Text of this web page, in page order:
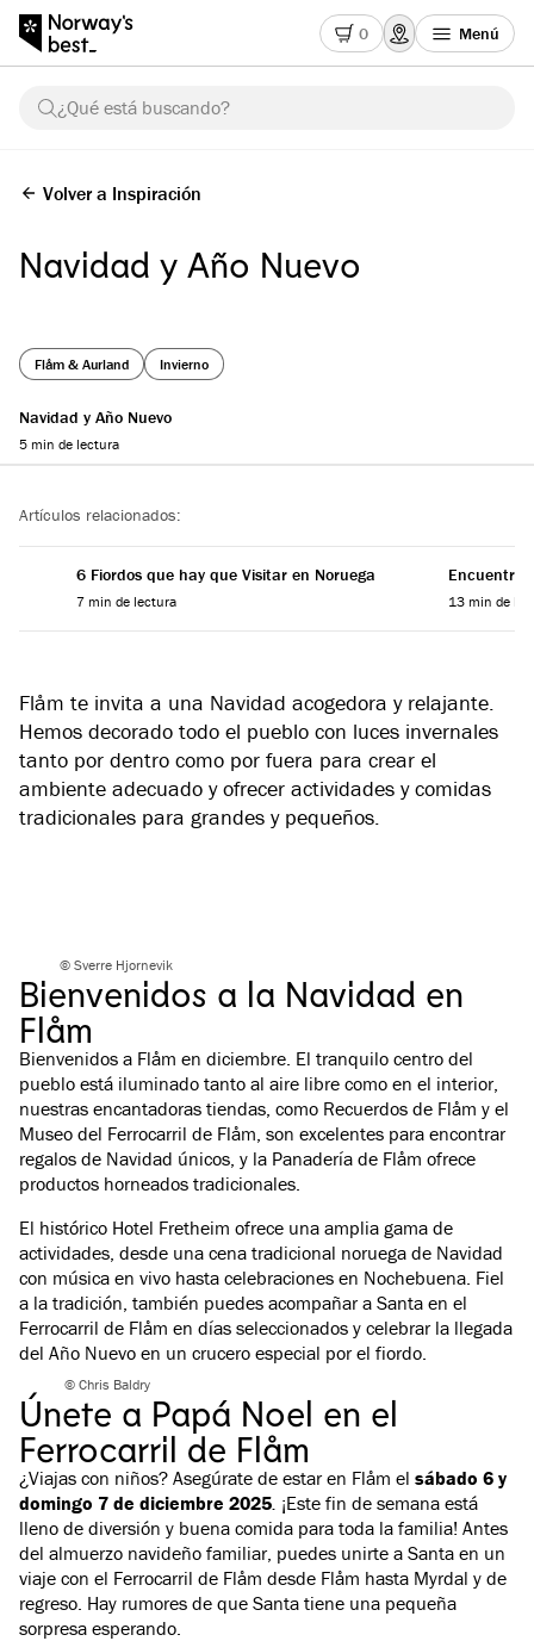
0 Menú
¿Qué está buscando?
Volver a Inspiración
Navidad y Año Nuevo
Flåm & Aurland Invierno
Navidad y Año Nuevo
5 min de lectura
Artículos relacionados:
6 Fiordos que hay que Visitar en Noruega
7 min de lectura
Encuentra
13 min de
Flåm te invita a una Navidad acogedora y relajante.
Hemos decorado todo el pueblo con luces invernales
tanto por dentro como por fuera para crear el
ambiente adecuado y ofrecer actividades y comidas
tradicionales para grandes y pequeños.
© Sverre Hjornevik
Bienvenidos a la Navidad en
Flåm
Bienvenidos a Flåm en diciembre. El tranquilo centro del
pueblo está iluminado tanto al aire libre como en el interior,
nuestras encantadoras tiendas, como Recuerdos de Flåm y el
Museo del Ferrocarril de Flåm, son excelentes para encontrar
regalos de Navidad únicos, y la Panadería de Flåm ofrece
productos horneados tradicionales.
El histórico Hotel Fretheim ofrece una amplia gama de
actividades, desde una cena tradicional noruega de Navidad
con música en vivo hasta celebraciones en Nochebuena. Fiel
a la tradición, también puedes acompañar a Santa en el
Ferrocarril de Flåm en días seleccionados y celebrar la llegada
del Año Nuevo en un crucero especial por el fiordo.
© Chris Baldry
Únete a Papá Noel en el
Ferrocarril de Flåm
¿Viajas con niños? Asegúrate de estar en Flåm el sábado 6 y
domingo 7 de diciembre 2025. ¡Este fin de semana está
lleno de diversión y buena comida para toda la familia! Antes
del almuerzo navideño familiar, puedes unirte a Santa en un
viaje con el Ferrocarril de Flåm desde Flåm hasta Myrdal y de
regreso. Hay rumores de que Santa tiene una pequeña
sorpresa esperando.